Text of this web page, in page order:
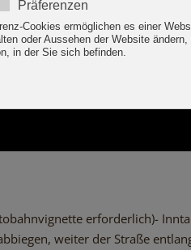
APART
erforderlich)-
weiter der Straße